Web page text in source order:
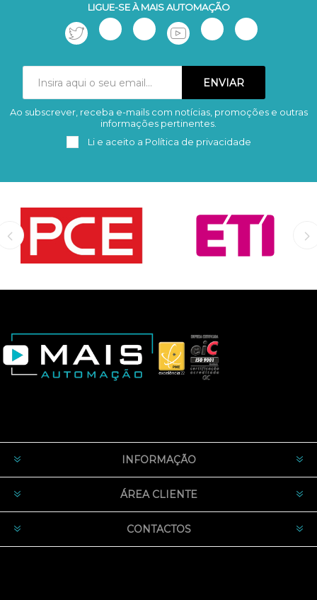
LIGUE-SE À MAIS AUTOMAÇÃO
Subscrever Remover
Ao subscrever, receba e-mails com notícias, promoções e outras
informações pertinentes.
Li e aceito a Política de privacidade
INFORMAÇÃO
ÁREA CLIENTE
CONTACTOS